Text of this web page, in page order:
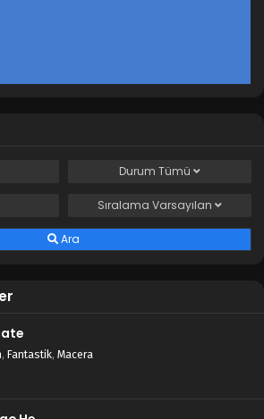
Durum Tümü
Sıralama Varsayılan
Ara
, Fantastik, Macera